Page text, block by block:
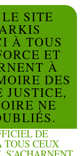
SITE
À TOUS
ET
À
DES
JUSTICE,
NE